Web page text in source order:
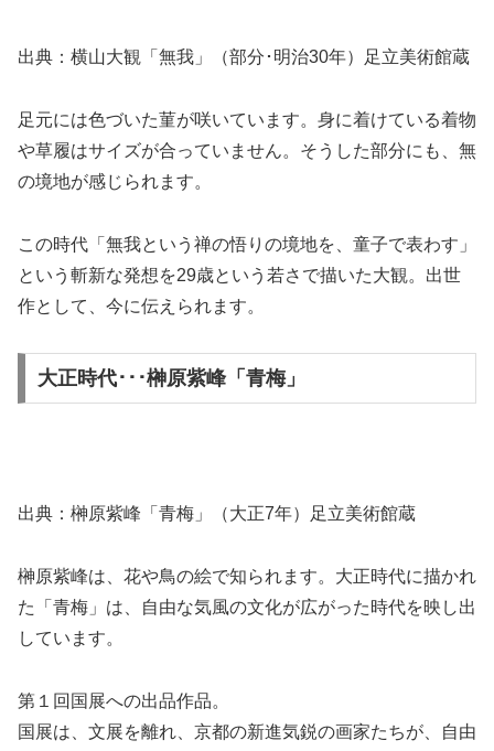
出典：横山大観「無我」（部分･明治30年）足立美術館蔵
足元には色づいた菫が咲いています。身に着けている着物
や草履はサイズが合っていません。そうした部分にも、無
の境地が感じられます。
この時代「無我という禅の悟りの境地を、童子で表わす」
という斬新な発想を29歳という若さで描いた大観。出世
作として、今に伝えられます。
大正時代･･･榊原紫峰「青梅」
出典：榊原紫峰「青梅」（大正7年）足立美術館蔵
榊原紫峰は、花や鳥の絵で知られます。大正時代に描かれ
た「青梅」は、自由な気風の文化が広がった時代を映し出
しています。
第１回国展への出品作品。
国展は、文展を離れ、京都の新進気鋭の画家たちが、自由